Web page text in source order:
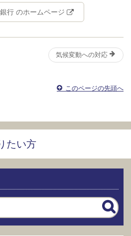
行 のホームページ
気候変動への対応
このページの先頭へ
たい方